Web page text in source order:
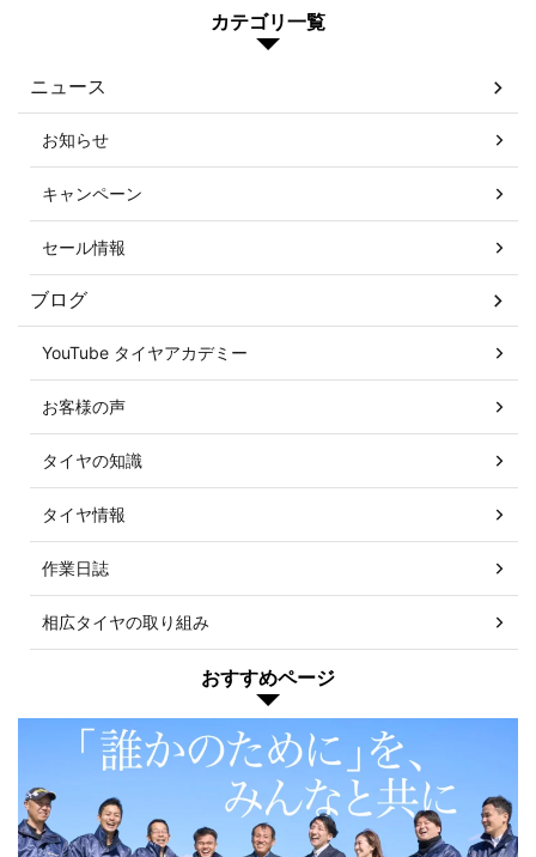
カテゴリ一覧
ニュース
お知らせ
キャンペーン
セール情報
ブログ
YouTube タイヤアカデミー
お客様の声
タイヤの知識
タイヤ情報
作業日誌
相広タイヤの取り組み
おすすめページ